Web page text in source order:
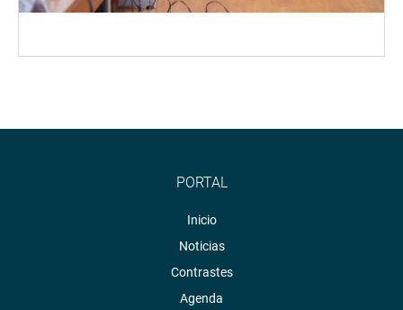
PORTAL
Inicio
Noticias
Contrastes
Agenda